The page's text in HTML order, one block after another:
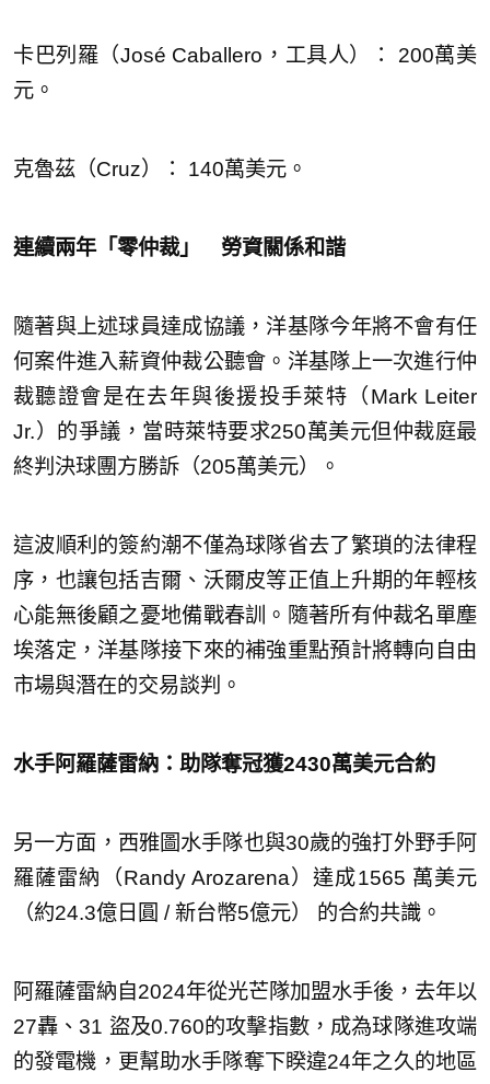
卡巴列羅（José Caballero，工具人）： 200萬美
元。
克魯茲（Cruz）： 140萬美元。
連續兩年「零仲裁」 勞資關係和諧
隨著與上述球員達成協議，洋基隊今年將不會有任
何案件進入薪資仲裁公聽會。洋基隊上一次進行仲
裁聽證會是在去年與後援投手萊特（Mark Leiter
Jr.）的爭議，當時萊特要求250萬美元但仲裁庭最
終判決球團方勝訴（205萬美元）。
這波順利的簽約潮不僅為球隊省去了繁瑣的法律程
序，也讓包括吉爾、沃爾皮等正值上升期的年輕核
心能無後顧之憂地備戰春訓。隨著所有仲裁名單塵
埃落定，洋基隊接下來的補強重點預計將轉向自由
市場與潛在的交易談判。
水手阿羅薩雷納：助隊奪冠獲2430萬美元合約
另一方面，西雅圖水手隊也與30歲的強打外野手阿
羅薩雷納（Randy Arozarena）達成1565 萬美元
（約24.3億日圓 / 新台幣5億元） 的合約共識。
阿羅薩雷納自2024年從光芒隊加盟水手後，去年以
27轟、31 盜及0.760的攻擊指數，成為球隊進攻端
的發電機，更幫助水手隊奪下睽違24年之久的地區